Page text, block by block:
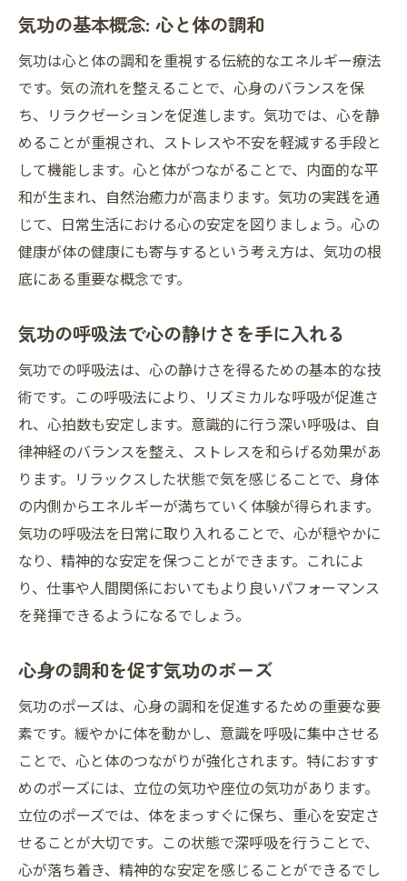
気功を通じてストレス社会に安らぎをもたらす
方法
気功でストレスを和らげる三つの手法
気功による心の解放とストレス軽減
気功と心の健康の関連性を理解する
仕事の疲れを気功でリフレッシュ
現代のストレス社会における気功の必要性
気功ルーティンで毎日をリラックス
自然治癒力を引き出す気功の効果を探る
気功と自然治癒力の深い関係
気功を使ったセルフケアのすすめ
気功で免疫力を高める方法
自然治癒力を活かす気功の実践
気功の穏やかなエネルギーと回復力
心身のバランスを整える気功のリラクゼーショ
ン技法
気功で心身を整える日常習慣
リラクゼーションを高める気功の姿勢
気功の動作で心身のバランスを保つ
心身リラクゼーションのための気功セッシ
気功技法で得られる心の安定
気功を用いた全身のリラクゼーション法
深い呼吸と気功を組み合わせた究極のリラクゼ
ーション
気功による深い呼吸の重要性
リラックス効果を高める気功と呼吸法
気功の呼吸で心の平穏を育む
気功の基本概念: 心と体の調和
気功は心と体の調和を重視する伝統的なエネルギー療法
です。気の流れを整えることで、心身のバランスを保
ち、リラクゼーションを促進します。気功では、心を静
めることが重視され、ストレスや不安を軽減する手段と
して機能します。心と体がつながることで、内面的な平
和が生まれ、自然治癒力が高まります。気功の実践を通
じて、日常生活における心の安定を図りましょう。心の
健康が体の健康にも寄与するという考え方は、気功の根
底にある重要な概念です。
気功の呼吸法で心の静けさを手に入れる
気功での呼吸法は、心の静けさを得るための基本的な技
術です。この呼吸法により、リズミカルな呼吸が促進さ
れ、心拍数も安定します。意識的に行う深い呼吸は、自
律神経のバランスを整え、ストレスを和らげる効果があ
ります。リラックスした状態で気を感じることで、身体
の内側からエネルギーが満ちていく体験が得られます。
気功の呼吸法を日常に取り入れることで、心が穏やかに
なり、精神的な安定を保つことができます。これによ
り、仕事や人間関係においてもより良いパフォーマンス
を発揮できるようになるでしょう。
心身の調和を促す気功のポーズ
気功のポーズは、心身の調和を促進するための重要な要
素です。緩やかに体を動かし、意識を呼吸に集中させる
ことで、心と体のつながりが強化されます。特におすす
めのポーズには、立位の気功や座位の気功があります。
立位のポーズでは、体をまっすぐに保ち、重心を安定さ
せることが大切です。この状態で深呼吸を行うことで、
心が落ち着き、精神的な安定を感じることができるでし